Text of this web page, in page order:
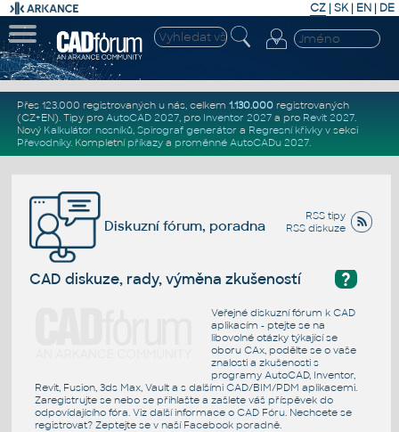
CZ | SK| EN | DE
Přes 123.000 registrovaných u nás, celkem 1.130.000registrovaných
(CZ+EN). Tipy pro AutoCAD 2027, pro Inventor 2027a pro Revit 2027.
Nový Kalkulátor nosníků, Spirograf generátor a Regresní křivkyv sekci
Převodníky. Kompletní příkazya proměnné AutoCADu 2027.
RSS tipy
RSS diskuze
Diskuzní fórum, poradna
?
CAD diskuze, rady, výměna zkušeností
Veřejné diskuzní fórum k CAD
aplikacím - ptejte se na
libovolné otázky týkající se
oboru CAx, podělte se o vaše
znalosti a zkušenosti s
programy AutoCAD, Inventor,
Revit, Fusion, 3ds Max, Vault a s dalšími CAD/BIM/PDM aplikacemi.
Zaregistrujte se nebo se přihlašte a zašlete váš příspěvek do
odpovídajícího fóra. Viz další informace o CAD Fóru. Nechcete se
registrovat? Zeptejte se v naší Facebook poradně.